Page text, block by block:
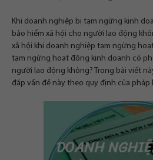
Khi doanh nghiệp bị tạm ngừng kinh
bảo hiểm xã hội cho người lao động
xã hội khi doanh nghiệp tạm ngừng
tạm ngừng hoạt động kinh doanh có
người lao động không? Trong bài viết
đáp vấn đề này theo quy định của pháp